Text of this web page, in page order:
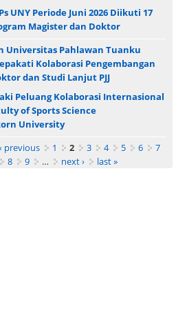
UNY Periode Juni 2026 Diikuti 17
Magister dan Doktor
Universitas Pahlawan Tuanku
Kolaborasi Pengembangan
dan Studi Lanjut PJJ
Peluang Kolaborasi Internasional
of Sports Science
University
‹ previous 1 2 3 4 5 6
7
8
9 … next › last »